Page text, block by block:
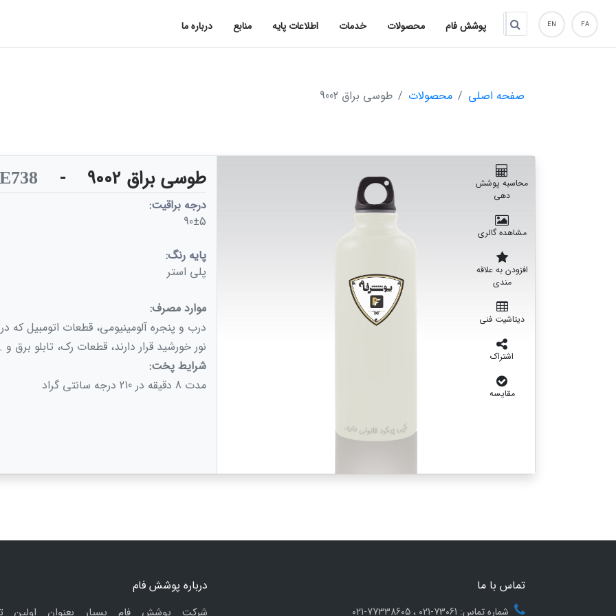
FA
EN پوشش فام محصولات خدمات اطلاعات پایه منابع درباره ما
صفحه اصلی محصولات طوسی براق 9002
محاسبه پوشش
دهی
مشاهده گالری
افزودن به علاقه
مندی
دیتاشیت فنی
اشتراک
مقایسه
طوسی براق 9002 -
درجه براقیت:
90±5
پایه رنگ:
پلی استر
موارد مصرف:
درب و پنجره آلومینیومی، قطعات اتومبیل
نور خورشید قرار دارند، قطعات رک، تابلو برق
شرایط پخت:
مدت 8 دقیقه در 210 درجه سانتی گراد
تماس با ما
شماره تماس: 73061-021 ، 77338605-021
درباره پوشش فام
شرکت پوشش فام بسپار بعنوان اولین